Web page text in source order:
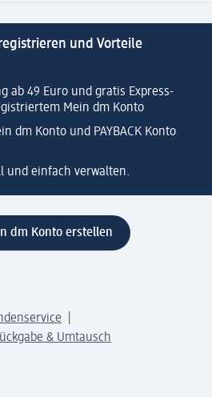
und Vorteile
ab 49 Euro und gratis Express-
Mein dm Konto
dm Konto und PAYBACK Konto
und einfach verwalten.
dm Konto erstellen
& Umtausch